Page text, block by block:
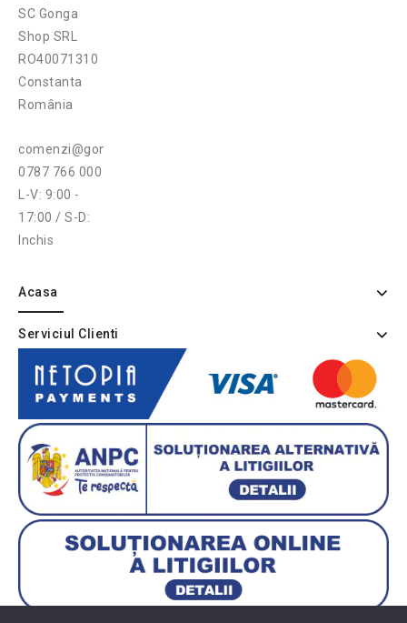
SC Gonga
Shop SRL
RO40071310
Constanta
România
comenzi@gonga.ro
0787 766 000
L-V: 9:00 -
17:00 / S-D:
Inchis
Acasa
Serviciul Clienti